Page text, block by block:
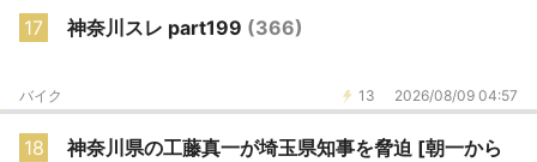
17 神奈川スレ part199 (366)
13 2026/08/09 04:57
バイク
18
神奈川県の工藤真一が埼玉県知事を脅迫 [朝一から